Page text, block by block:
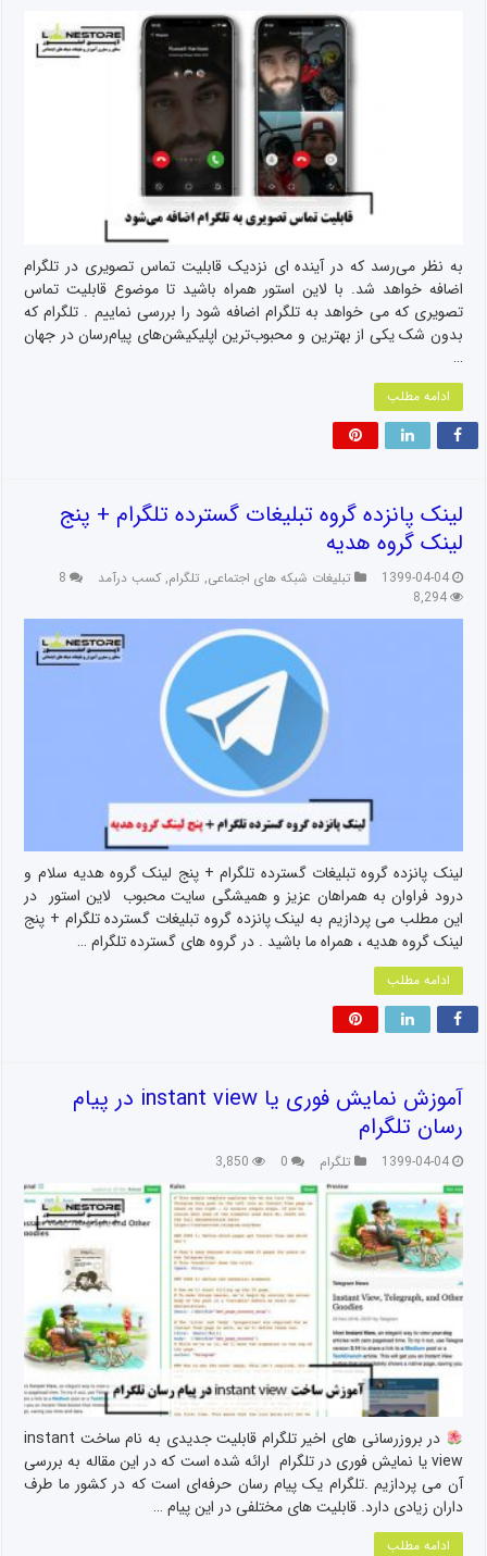
به نظر می‌رسد که در آینده ای نزدیک قابلیت تماس تصویری در تلگرام
اضافه خواهد شد. با لاین استور همراه باشید تا موضوع قابلیت تماس
تصویری که می خواهد به تلگرام اضافه شود را بررسی نماییم . تلگرام که
بدون شک یکی از بهترین و محبوب‌ترین اپلیکیشن‌های پیام‌رسان در جهان
…
ادامه مطلب
لینک پانزده گروه تبلیغات گسترده تلگرام + پنج
لینک گروه هدیه
1399-04-04 تبلیغات شبکه های اجتماعی, تلگرام, کسب درآمد
8
8,294
لینک پانزده گروه تبلیغات گسترده تلگرام + پنج لینک گروه هدیه سلام و
درود فراوان به همراهان عزیز و همیشگی سایت محبوب لاین استور در
این مطلب می پردازیم به لینک پانزده گروه تبلیغات گسترده تلگرام + پنج
لینک گروه هدیه ، همراه ما باشید . در گروه های گسترده تلگرام …
ادامه مطلب
آموزش نمایش فوری یا instant view در پیام
رسان تلگرام
1399-04-04 تلگرام 0
3,850
در بروزرسانی ‌های اخیر تلگرام قابلیت جدیدی به نام ساخت instant
view یا نمایش فوری در تلگرام ارائه شده ‌است که در این مقاله به بررسی
آن می پردازیم .تلگرام یک پیام ‌رسان حرفه‌ای است که در کشور ما طرف
‌داران زیادی دارد. قابلیت ‌های مختلفی در این پیام …
ادامه مطلب